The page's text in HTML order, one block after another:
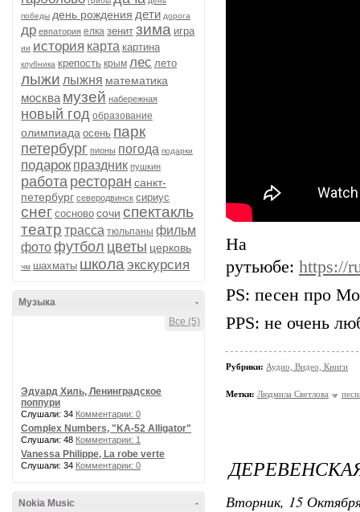
победы день рождения дети дорога
др евпатория елка зенит зима игра
ии история карта картина
клубника крепость крым лес лето
лыжи лыжня математика
москва музей набережная
новый год образование
олимпиада осень парк
петербург пионы погода подарки
подарок праздник пушкин
работа ресторан санкт-
петербург северодвинск сириус
снег сосново сочи спектакль
театр трасса тюльпаны фильм
фотофутбол цветы церковь
чм шахматы школа экскурсия
-
Музыка
Все (5)
Эдуард Хиль, Ленинградское
поппури
Слушали: 34 Комментарии: 0
Complex Numbers, "KA-52 Alligator"
Слушали: 48 Комментарии: 1
Vanessa Philippe, La robe verte
Слушали: 34 Комментарии: 0
-
Nokia Music
На
рутьюбе: https://
PS: песен про
PPS: не очень
Рубрики: Аудио, Видео, Книги
Метки: Людмила Светлова
Вторник, 15